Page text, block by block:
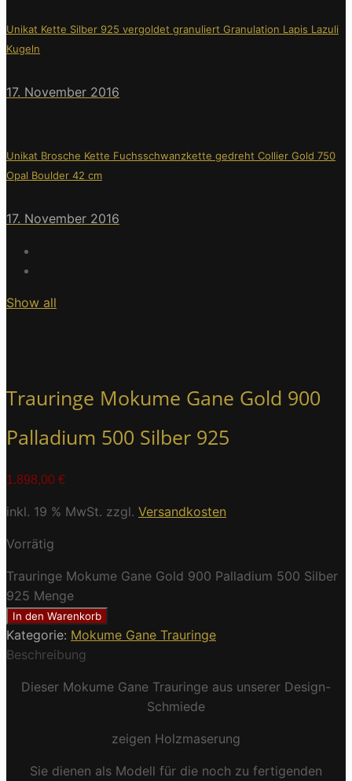
Unikat Kette Silber 925 vergoldet granuliert Granulation Lapis Lazuli
Kugeln
17. November 2016
Unikat Brosche Kette Fuchsschwanzkette gedreht Collier Gold 750
Opal Boulder 42 cm
17. November 2016
Show all
Trauringe Mokume Gane Gold 900
Palladium 500 Silber 925
1.898,00 €
inkl. 19 % MwSt. zzgl. Versandkosten
Vorrätig
Trauringe Mokume Gane Gold 900 Palladium 500 Silber
925 Menge
In den Warenkorb
Kategorie: Mokume Gane Trauringe
Beschreibung
Dieser Mokume Gane Trauringe aus unserer Design-
Schmiede
zeigen Holzmaserung
Sie dienen als Modell für die noch zu fertigenden